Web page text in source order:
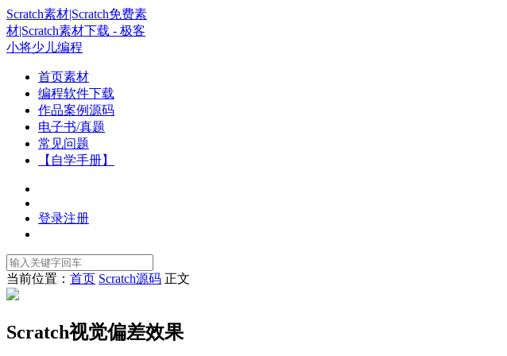
Scratch素材|Scratch免费素
材|Scratch素材下载 - 极客
小将少儿编程
首页素材
编程软件下载
作品案例源码
电子书/真题
常见问题
【自学手册】
登录注册
当前位置： 首页 Scratch源码 正文
Scratch视觉偏差效果